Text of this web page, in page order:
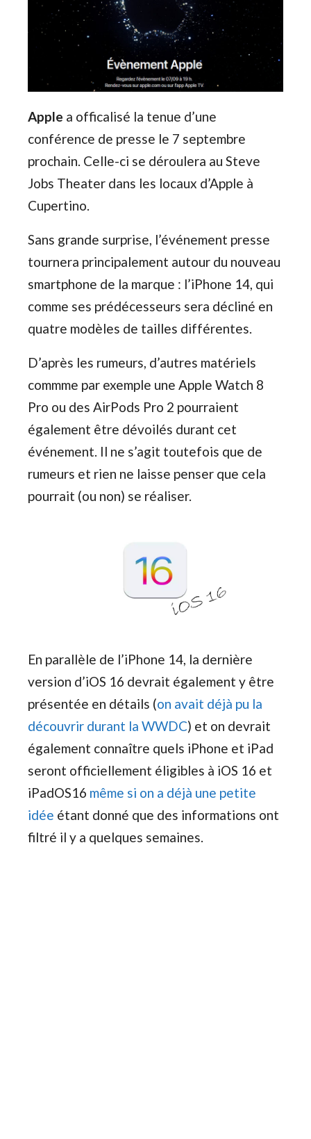
Apple a officalisé la tenue d’une
conférence de presse le 7 septembre
prochain. Celle-ci se déroulera au Steve
Jobs Theater dans les locaux d’Apple à
Cupertino.
Sans grande surprise, l’événement presse
tournera principalement autour du nouveau
smartphone de la marque : l’iPhone 14, qui
comme ses prédécesseurs sera décliné en
quatre modèles de tailles différentes.
D’après les rumeurs, d’autres matériels
commme par exemple une Apple Watch 8
Pro ou des AirPods Pro 2 pourraient
également être dévoilés durant cet
événement. Il ne s’agit toutefois que de
rumeurs et rien ne laisse penser que cela
pourrait (ou non) se réaliser.
En parallèle de l’iPhone 14, la dernière
version d’iOS 16 devrait également y être
présentée en détails (on avait déjà pu la
découvrir durant la WWDC) et on devrait
également connaître quels iPhone et iPad
seront officiellement éligibles à iOS 16 et
iPadOS16 même si on a déjà une petite
idée étant donné que des informations ont
filtré il y a quelques semaines.